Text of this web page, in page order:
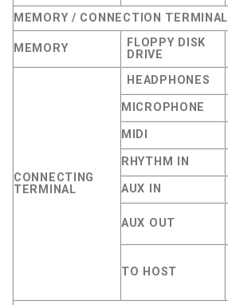
MEMORY / CONNECTION TERMINAL
MEMORY
FLOPPY DISK
DRIVE
CONNECTING
TERMINAL
HEADPHONES
MICROPHONE
MIDI
RHYTHM IN
AUX IN
AUX OUT
TO HOST